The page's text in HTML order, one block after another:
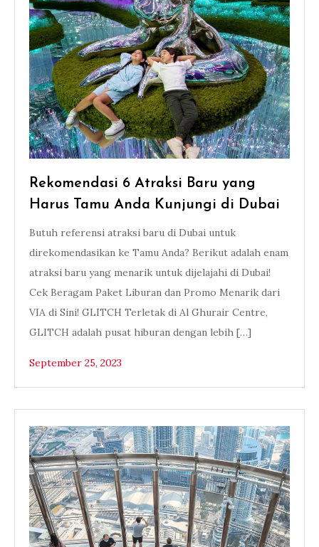
Rekomendasi 6 Atraksi Baru yang
Harus Tamu Anda Kunjungi di Dubai
Butuh referensi atraksi baru di Dubai untuk
direkomendasikan ke Tamu Anda? Berikut adalah enam
atraksi baru yang menarik untuk dijelajahi di Dubai!
Cek Beragam Paket Liburan dan Promo Menarik dari
VIA di Sini! GLITCH Terletak di Al Ghurair Centre,
GLITCH adalah pusat hiburan dengan lebih […]
September 25, 2023